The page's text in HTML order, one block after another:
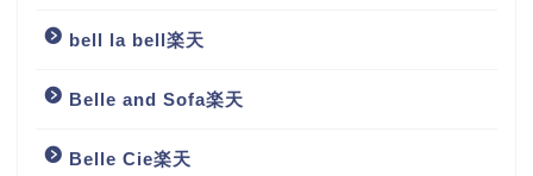
bell la bell楽天
Belle and Sofa楽天
Belle Cie楽天